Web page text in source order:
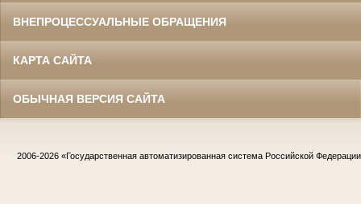
ВНЕПРОЦЕССУАЛЬНЫЕ ОБРАЩЕНИЯ
КАРТА САЙТА
ОБЫЧНАЯ ВЕРСИЯ САЙТА
2006-2026 «Государственная автоматизированная система Российской